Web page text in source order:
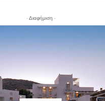
- Διαφήμιση -